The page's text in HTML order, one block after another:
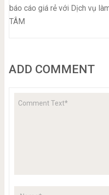
báo cáo giá rẻ với Dịch vụ
TÂM
ADD COMMENT